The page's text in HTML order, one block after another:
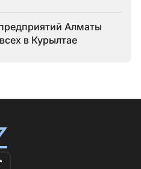
Алматы
в Курылтае